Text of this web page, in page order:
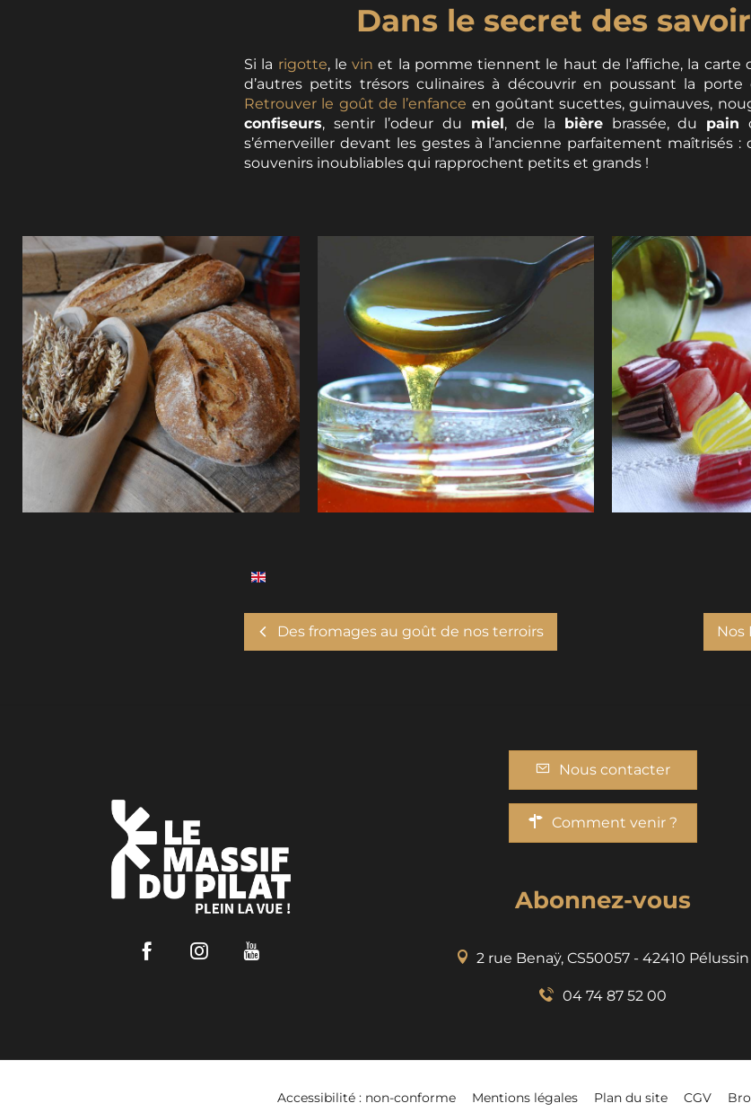
Dans le secret des
Si la rigotte, levin et la pomme tiennent le haut de l’affiche, la carte
d’autres petits trésors culinaires à découvrir en poussant la porte
Retrouver le goût de l’enfance en goûtant sucettes, guimauves,
confiseurs, sentir l’odeur du miel, de la bièrebrassée, du pain
s’émerveiller devant les gestes à l’ancienne parfaitement maîtrisés
souvenirs inoubliables qui rapprochent petits et grands !
Des fromages au goût de nos terroirs Nos
FacebookInstagram
Nous contacter
Comment venir ?
Abonnez-vous
2 rue Benaÿ, CS50057 - 42410 Pélussin
04 74 87 52 00
Accessibilité : non-conforme Mentions légales Plan du site CGV